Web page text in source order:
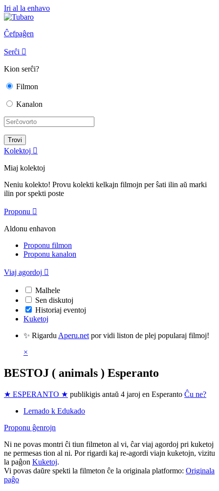
Iri al la enhavo
Ĉefpaĝen
Serĉi 
Kion serĉi?
Filmon
Kanalon
Kolektoj 
Miaj kolektoj
Neniu kolekto! Provu kolekti kelkajn filmojn per ŝati ilin aŭ marki
ilin por spekti poste
Proponu 
Aldonu enhavon
Proponu filmon
Proponu kanalon
Viaj agordoj 
Malhele
Sen diskutoj
Historiaj eventoj
Kuketoj
✨ Rigardu Aperu.net por vidi liston de plej popularaj filmoj!
×
BESTOJ ( animals ) Esperanto
★ ESPERANTO ★ publikigis antaŭ 4 jaroj en Esperanto Ĉu ne?
Lernado k Edukado
Proponu ĝenrojn
Ni ne povas montri ĉi tiun filmeton al vi, ĉar viaj agordoj pri kuketoj
ne permesas tion al ni. Por rigardi kaj re-agordi viajn kuketojn, vizitu
la paĝon Kuketoj.
Vi povas daŭre spekti la filmeton ĉe la originala platformo: Originala
paĝo